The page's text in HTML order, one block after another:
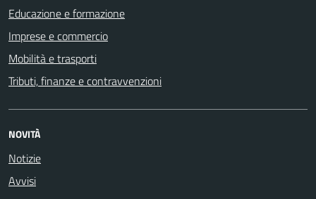
Educazione e formazione
Imprese e commercio
Mobilità e trasporti
Tributi, finanze e contravvenzioni
NOVITÀ
Notizie
Avvisi